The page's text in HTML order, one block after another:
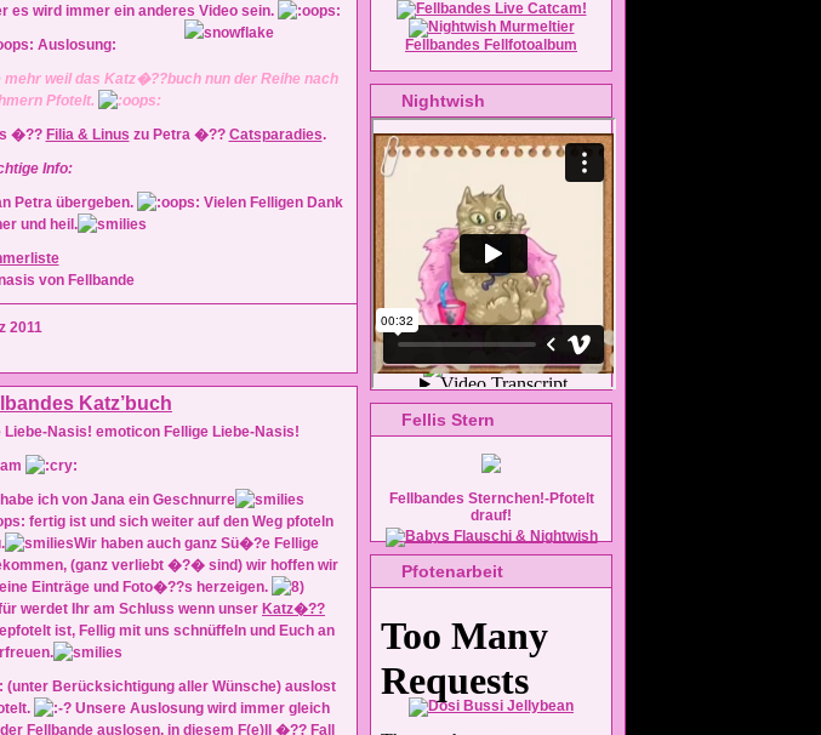
es wird immer ein anderes Video sein.
Auslosung:
weil das Katz�??buch nun der Reihe nach
Pfotelt.
�?? Filia & Linus zu Petra �?? Catsparadies.
Info:
Petra übergeben.
Vielen Felligen Dank
und heil.
2011
Fellige Liebe-Nasis!
am
ich von Jana ein Geschnurre
fertig ist und sich weiter auf den Weg pfoteln
Wir haben auch ganz Sü�?e Fellige
(ganz verliebt �?� sind) wir hoffen wir
Einträge und Foto�??s herzeigen.
werdet Ihr am Schluss wenn unser Katz�??
ist, Fellig mit uns schnüffeln und Euch an
(unter Berücksichtigung aller Wünsche) auslost
Unsere Auslosung wird immer gleich
Fellbande auslosen, in diesem F(e)ll �?? Fall
Fellbandes Fellfotoalbum
Nightwish
Fellis Stern
Fellbandes Sternchen!-Pfotelt
drauf!
Pfotenarbeit